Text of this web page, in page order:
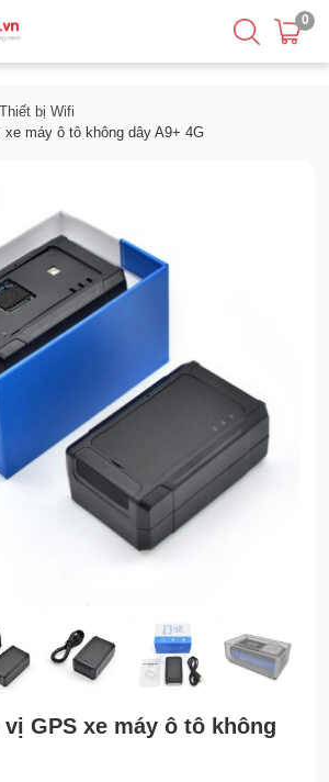
0
bị Wifi
máy ô tô không dây A9+ 4G
GPS xe máy ô tô không